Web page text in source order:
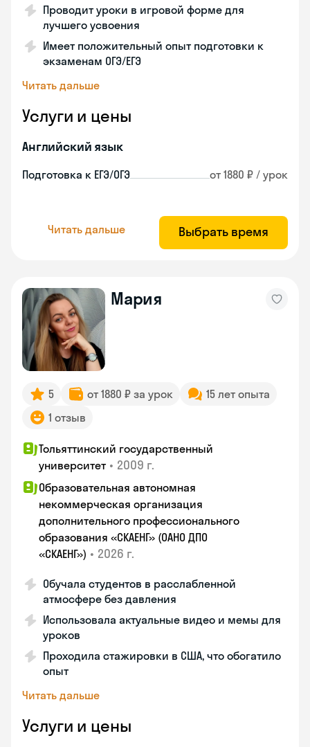
Проводит уроки в игровой форме для
лучшего усвоения
Имеет положительный опыт подготовки к
экзаменам ОГЭ/ЕГЭ
Читать дальше
Услуги и цены
Английский язык
Подготовка к ЕГЭ/ОГЭ от 1880 ₽ / урок
Читать дальше Выбрать время
Мария
5 от 1880 ₽ за урок
15 лет опыта
1 отзыв
Тольяттинский государственный
университет • 2009 г.
Образовательная автономная
некоммерческая организация
дополнительного профессионального
образования «СКАЕНГ» (ОАНО ДПО
«СКАЕНГ») • 2026 г.
Обучала студентов в расслабленной
атмосфере без давления
Использовала актуальные видео и мемы для
уроков
Проходила стажировки в США, что обогатило
опыт
Читать дальше
Услуги и цены